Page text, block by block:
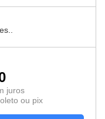
juros
ou pix